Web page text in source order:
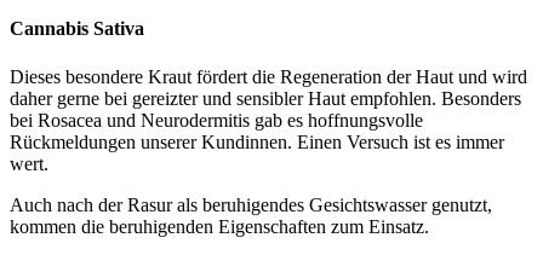
Cannabis Sativa
Dieses besondere Kraut fördert die Regeneration der Haut und wird
daher gerne bei gereizter und sensibler Haut empfohlen. Besonders
bei Rosacea und Neurodermitis gab es hoffnungsvolle
Rückmeldungen unserer Kundinnen. Einen Versuch ist es immer
wert.
Auch nach der Rasur als beruhigendes Gesichtswasser genutzt,
kommen die beruhigenden Eigenschaften zum Einsatz.